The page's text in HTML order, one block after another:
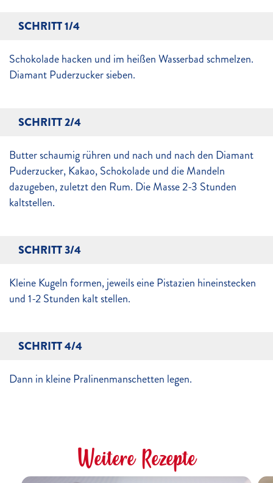
SCHRITT 1/4
Schokolade hacken und im heißen Wasserbad schmelzen.
Diamant Puderzucker sieben.
SCHRITT 2/4
Butter schaumig rühren und nach und nach den Diamant
Puderzucker, Kakao, Schokolade und die Mandeln
dazugeben, zuletzt den Rum. Die Masse 2-3 Stunden
kaltstellen.
SCHRITT 3/4
Kleine Kugeln formen, jeweils eine Pistazien hineinstecken
und 1-2 Stunden kalt stellen.
SCHRITT 4/4
Dann in kleine Pralinenmanschetten legen.
Weitere Rezepte